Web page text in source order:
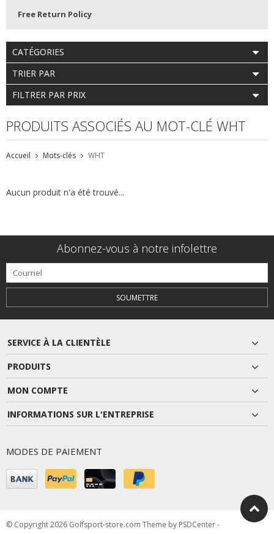
Free Return Policy
CATÉGORIES
TRIER PAR
FILTRER PAR PRIX
PRODUITS ASSOCIÉS AU MOT-CLÉ WHT
Accueil Mots-clés WHT
Aucun produit n'a été trouvé...
Abonnez-vous à notre infolettre
SOUMETTRE
SERVICE À LA CLIENTÈLE
PRODUITS
MON COMPTE
INFORMATIONS SUR L'ENTREPRISE
MODES DE PAIEMENT
© Copyright 2026 Golfsport-store.com Theme by PSDCenter-